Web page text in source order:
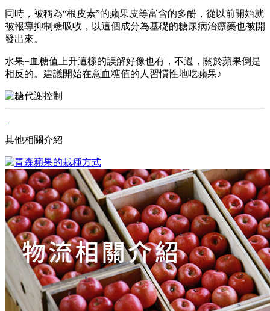
同時，被稱為“根皮素”的蘋果皮等富含的多酚，從以前開始就
被報導抑制糖吸收，以這個成分為基礎的糖尿病治療藥也被開
發出來。
水果=血糖值上升這樣的誤解好像也有，不過，關於蘋果倒是
相反的。建議開始在意血糖值的人習慣性地吃蘋果♪
其他相關介紹